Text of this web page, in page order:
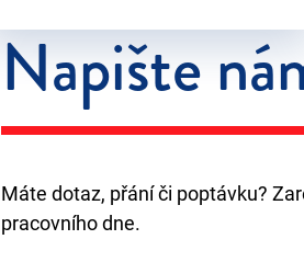
Napište
Máte dotaz, přání či poptávku?
pracovního dne.